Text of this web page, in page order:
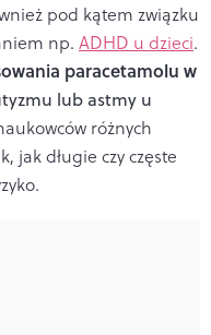
pod kątem związku
np. ADHD u dzieci.
paracetamolu w
lub astmy u
różnych
jak długie czy częste